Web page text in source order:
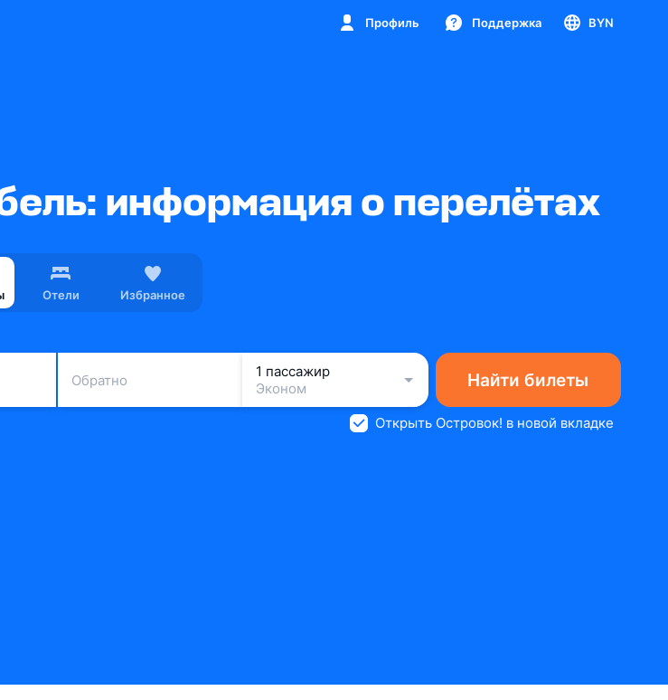
Профиль Поддержка BYN
информация о перелётах
Отели Избранное
Обратно
1 пассажир
Эконом
Найти билеты
Открыть Островок! в новой вкладке